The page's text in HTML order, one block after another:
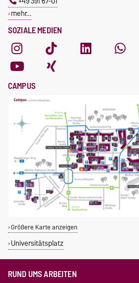
SOZIALE MEDIEN
mehr…
CAMPUS
Größere Karte anzeigen
Universitätsplatz
RUND UMS ARBEITEN